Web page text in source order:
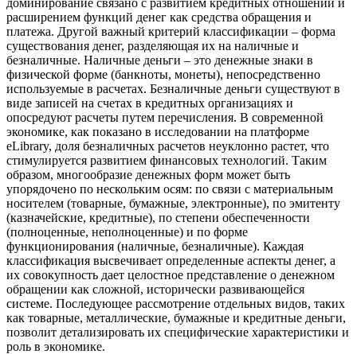
расширением функций денег как средства обращения и
платежа. Другой важный критерий классификации – форма
существования денег, разделяющая их на наличные и
безналичные. Наличные деньги – это денежные знаки в
физической форме (банкноты, монеты), непосредственно
используемые в расчетах. Безналичные деньги существуют в
виде записей на счетах в кредитных организациях и
опосредуют расчеты путем перечисления. В современной
экономике, как показано в исследовании на платформе
eLibrary, доля безналичных расчетов неуклонно растет, что
стимулируется развитием финансовых технологий. Таким
образом, многообразие денежных форм может быть
упорядочено по нескольким осям: по связи с материальным
носителем (товарные, бумажные, электронные), по эмитенту
(казначейские, кредитные), по степени обеспеченности
(полноценные, неполноценные) и по форме
функционирования (наличные, безналичные). Каждая
классификация высвечивает определенные аспекты денег, а
их совокупность дает целостное представление о денежном
обращении как сложной, исторически развивающейся
системе. Последующее рассмотрение отдельных видов, таких
как товарные, металлические, бумажные и кредитные деньги,
позволит детализировать их специфические характеристики и
роль в экономике.